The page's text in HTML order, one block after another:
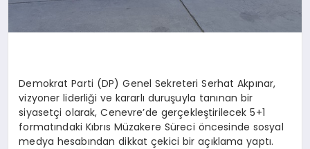
Demokrat Parti (DP) Genel Sekreteri Serhat Akpınar,
vizyoner liderliği ve kararlı duruşuyla tanınan bir
siyasetçi olarak, Cenevre’de gerçekleştirilecek 5+1
formatındaki Kıbrıs Müzakere Süreci öncesinde sosyal
medya hesabından dikkat çekici bir açıklama yaptı.